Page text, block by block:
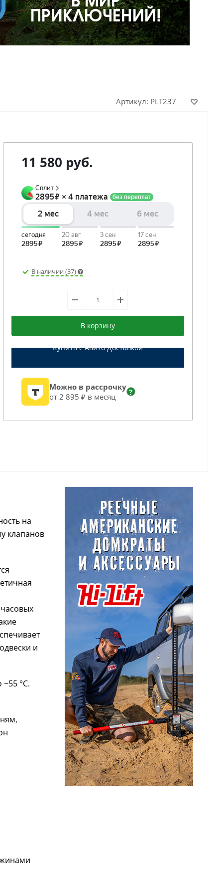
Артикул: PLT237
11 580 руб.
В наличии (37)
В корзину
Купить с Авито Доставкой
Можно в рассрочку
от 2 895 ₽ в месяц
?
на
клапанов
и
°С.